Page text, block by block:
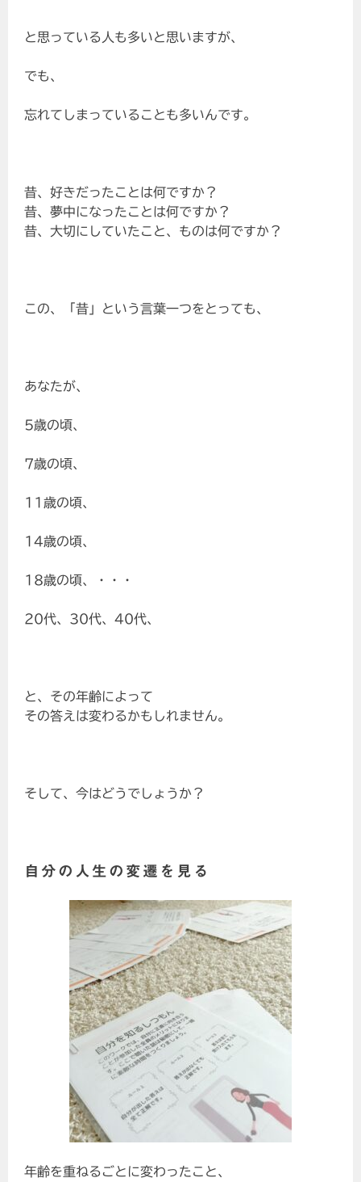
と思っている人も多いと思いますが、
でも、
忘れてしまっていることも多いんです。
昔、好きだったことは何ですか？
昔、夢中になったことは何ですか？
昔、大切にしていたこと、ものは何ですか？
この、「昔」という言葉一つをとっても、
あなたが、
5歳の頃、
7歳の頃、
11歳の頃、
14歳の頃、
18歳の頃、・・・
20代、30代、40代、
と、その年齢によって
その答えは変わるかもしれません。
そして、今はどうでしょうか？
自分の人生の変遷を見る
年齢を重ねるごとに変わったこと、